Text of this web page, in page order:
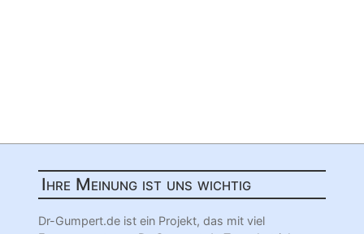
Ihre Meinung ist uns wichtig
Dr-Gumpert.de ist ein Projekt, das mit viel